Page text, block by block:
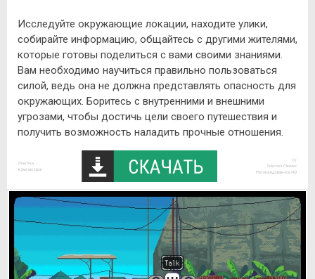
Исследуйте окружающие локации, находите улики,
собирайте информацию, общайтесь с другими жителями,
которые готовы поделиться с вами своими знаниями.
Вам необходимо научиться правильно пользоваться
силой, ведь она не должна представлять опасность для
окружающих. Боритесь с внутренними и внешними
угрозами, чтобы достичь цели своего путешествия и
получить возможность наладить прочные отношения.